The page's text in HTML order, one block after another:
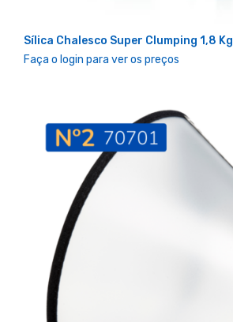
Sílica Chalesco Super Clumping 1,8 Kg
Faça o login para ver os preços